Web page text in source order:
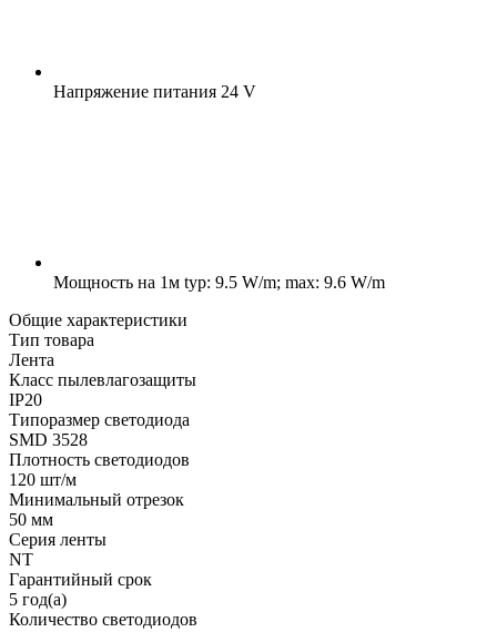
Напряжение питания 24 V
Мощность на 1м typ: 9.5 W/m; max: 9.6 W/m
Общие характеристики
Тип товара
Лента
Класс пылевлагозащиты
IP20
Типоразмер светодиода
SMD 3528
Плотность светодиодов
120 шт/м
Минимальный отрезок
50 мм
Серия ленты
NT
Гарантийный срок
5 год(а)
Количество светодиодов